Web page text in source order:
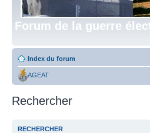
Forum de la guerre
Index du forum
AGEAT
Rechercher
RECHERCHER